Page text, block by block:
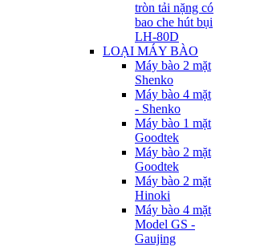
tròn tải nặng có
bao che hút bụi
LH-80D
LOẠI MÁY BÀO
Máy bào 2 mặt
Shenko
Máy bào 4 mặt
- Shenko
Máy bào 1 mặt
Goodtek
Máy bào 2 mặt
Goodtek
Máy bào 2 mặt
Hinoki
Máy bào 4 mặt
Model GS -
Gaujing